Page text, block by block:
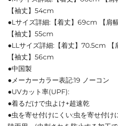
【袖丈】54cm
●Lサイズ詳細:【着丈】69cm 【肩
【袖丈】55cm
●LLサイズ詳細:【着丈】70.5cm
【袖丈】56cm
●中国製
●メーカーカラー表記:19 ノーコン
●UVカット率(UPF):
●着るだけで虫よけ+超速乾
●虫を寄せ付けにくい:虫を寄せ付け